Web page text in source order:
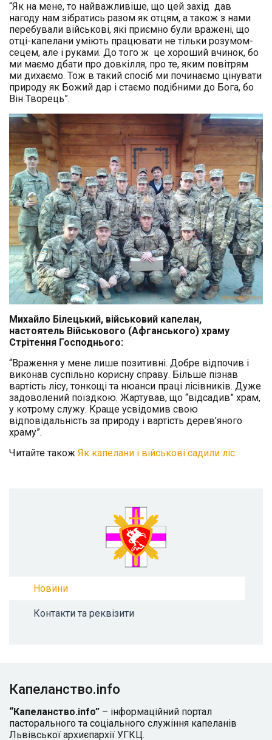
“Як на мене, то найважливіше, що цей захід дав
нагоду нам зібратись разом як отцям, а також з нами
перебували військові, які приємно були вражені, що
отці-капелани уміють працювати не тільки розумом-
сецем, але і руками. До того ж це хороший вчинок, бо
ми маємо дбати про довкілля, про те, яким повітрям
ми дихаємо. Тож в такий спосіб ми починаємо цінувати
природу як Божий дар і стаємо подібними до Бога, бо
Він Творець”.
Михайло Білецький, військовий капелан,
настоятель Військового (Афганського) храму
Стрітення Господнього:
“Враження у мене лише позитивні. Добре відпочив і
виконав суспільно корисну справу. Більше пізнав
вартість лісу, тонкощі та нюанси праці лісівників. Дуже
задоволений поїздкою. Жартував, що “відсадив” храм,
у котрому служу. Краще усвідомив свою
відповідальність за природу і вартість дерев’яного
храму”.
Читайте також Як капелани і військові садили ліс
Новини
Контакти та реквізити
Капеланство.info
“Капеланство.info” – інформаційний портал
пасторального та соціального служіння капеланів
Львівської архиєпархії УГКЦ.